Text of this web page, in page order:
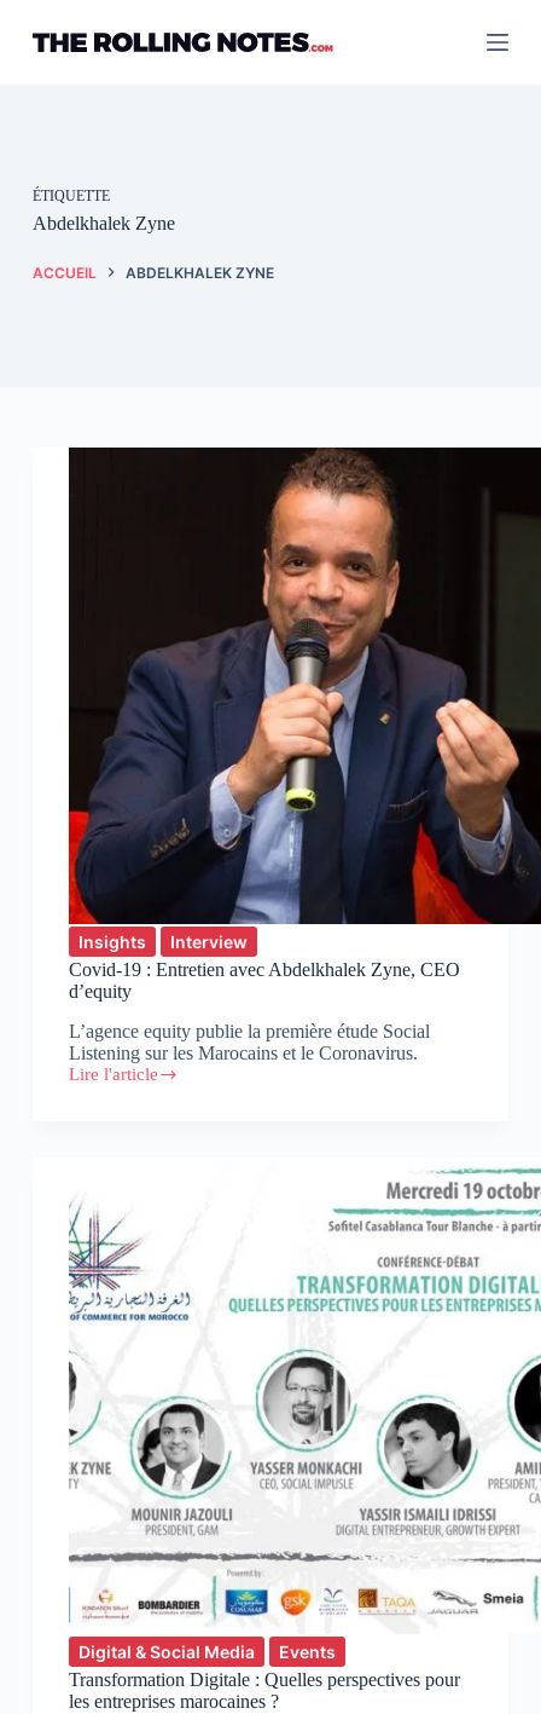
contenu
ÉTIQUETTE
Abdelkhalek Zyne
ACCUEIL ABDELKHALEK ZYNE
Insights
Interview
Covid-19 : Entretien avec Abdelkhalek Zyne, CEO
d’equity
L’agence equity publie la première étude Social
Listening sur les Marocains et le Coronavirus.
Lire l'article
Covid-
Zyne,
CEO
d’equity
Digital & Social Media
Events
Transformation Digitale : Quelles perspectives pour
les entreprises marocaines ?